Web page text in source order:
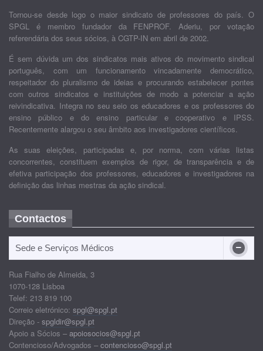
Tornou-se desde logo o maior sindicato de professores do país. O
SPGL é membro fundador da FENPROF. Aderiu, por votação
referendária dos seus sócios, à CGTP-IN em abril de 2002.
É sem dúvida um dos sindicatos mais ativos do movimento sindical
português, com um funcionamento vincadamente democrático,
respeitador do pluralismo de ideias e procurando estabelecer pontes
com outros sindicatos e instituições de modo a potenciar a ação
reivindicativa. Integra no seu seio os educadores e os professores do
ensino público e do ensino particular e cooperativo e IPSS.
Recentemente alargou o seu âmbito aos investigadores científicos.
As suas eleições, participadas e, por norma, com várias listas
concorrentes, constituem exemplos de rigor, de transparência e de
efetiva participação dos professores, educadores e investigadores na
definição das linhas mestras da ação sindical.
Contactos
Sede e Serviços Médicos
Rua Fialho de Almeida, 3
1070-128 Lisboa
Telef: 213 819 100
Correio eletrónico: spgl@spgl.pt
Direção - spgldir@spgl.pt
Apoio a Sócios – apoiosocios@spgl.pt
Contencioso/Advogados – contencioso@spgl.pt